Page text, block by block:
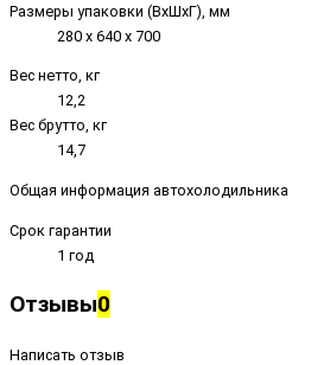
Размеры упаковки (ВxШxГ), мм
280 х 640 х 700
Вес нетто, кг
12,2
Вес брутто, кг
14,7
Общая информация автохолодильника
Срок гарантии
1 год
Отзывы0
Написать отзыв